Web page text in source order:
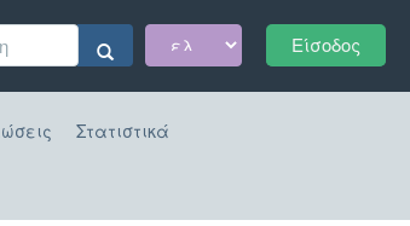
Είσοδος
Στατιστικά